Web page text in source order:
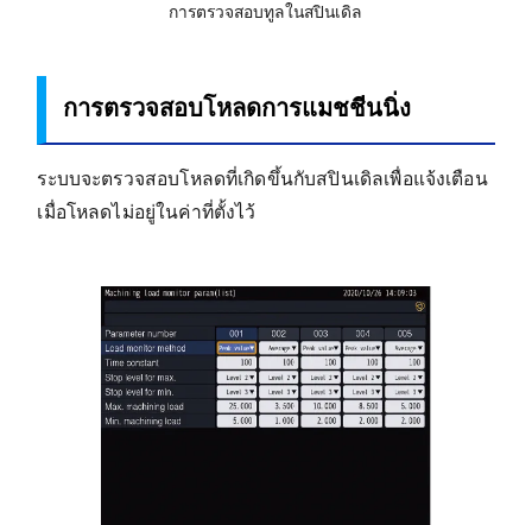
การตรวจสอบทูลในสปินเดิล
การตรวจสอบโหลดการแมชชีนนิ่ง
ระบบจะตรวจสอบโหลดที่เกิดขึ้นกับสปินเดิลเพื่อแจ้งเตือน
เมื่อโหลดไม่อยู่ในค่าที่ตั้งไว้